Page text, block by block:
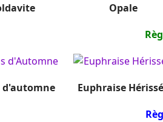
Opale
d'automne Euphraise